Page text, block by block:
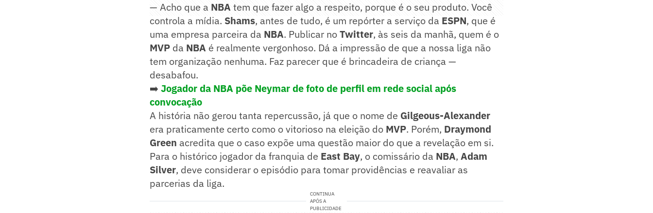
— Acho que a NBAtem que fazer algo a respeito, porque é o seu produto. Você
controla a mídia. Shams, antes de tudo, é um repórter a serviço da ESPN, que é
uma empresa parceira da NBA. Publicar noTwitter, às seis da manhã, quem é o
MVP da NBA é realmente vergonhoso. Dá a impressão de que a nossa liga não
tem organização nenhuma. Faz parecer que é brincadeira de criança —
desabafou.
➡️ Jogador da NBA põe Neymar de foto de perfil em rede social após
convocação
A história não gerou tanta repercussão, já que o nome de Gilgeous-Alexander
era praticamente certo como o vitorioso na eleição do MVP. Porém, Draymond
Green acredita que o caso expõe uma questão maior do que a revelação em si.
Para o histórico jogador da franquia de East Bay, o comissário da NBA, Adam
Silver, deve considerar o episódio para tomar providências e reavaliar as
parcerias da liga.
CONTINUA
APÓS A
PUBLICIDADE